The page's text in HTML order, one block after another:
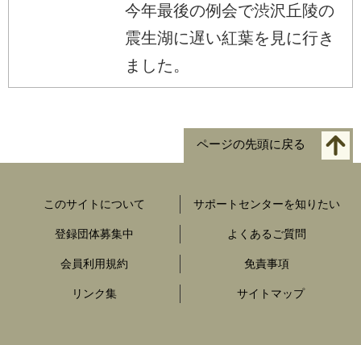
今年最後の例会で渋沢丘陵の
震生湖に遅い紅葉を見に行き
ました。
ページの先頭に戻る
このサイトについて サポートセンターを知りたい
登録団体募集中 よくあるご質問
会員利用規約 免責事項
リンク集 サイトマップ